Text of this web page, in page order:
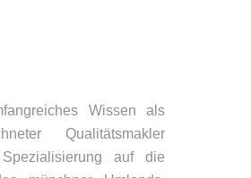
Wissen als
Qualitätsmakler
auf die